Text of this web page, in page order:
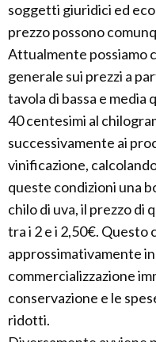
soggetti giuridici ed
prezzo possono
Attualmente possiamo
generale sui prezzi a
tavola di bassa e media
40 centesimi al
successivamente ai
vinificazione,
queste condizioni una
chilo di uva, il prezzo di
tra i 2 e i 2,50€.
approssimativamente
commercializzazione
conservazione e le
ridotti.